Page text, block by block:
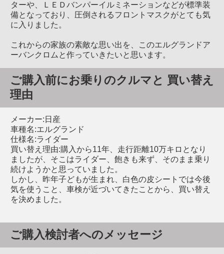
ターや、ＬＥＤバンパーイルミネーションなどが標準装
備となっており、圧倒されるフロントマスクがとても気
に入りました。
これからの家族の素敵な思い出を、このエルグランドア
ーバンクロムと作っていきたいと思います。
ご購入前にお乗りのクルマと 買い替え
理由
メーカー:日産
車種名:エルグランド
仕様名:ライダー
買い替え理由:購入から11年、走行距離10万キロとなり
ましたが、そこはライダー、飽きも来ず、そのまま乗り
続けようかと思っていました。
しかし、昨年子どもが生まれ、白色の皮シートでは今後
気を使うこと、車検が近づいてきたことから、買い替え
を決めました。
ご購入検討者へのメッセージ